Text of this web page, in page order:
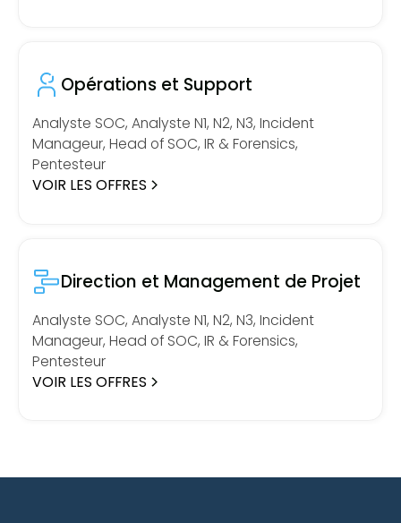
Opérations et Support
Analyste SOC, Analyste N1, N2, N3, Incident
Manageur, Head of SOC, IR & Forensics,
Pentesteur
VOIR LES OFFRES
Direction et Management de Projet
Analyste SOC, Analyste N1, N2, N3, Incident
Manageur, Head of SOC, IR & Forensics,
Pentesteur
VOIR LES OFFRES